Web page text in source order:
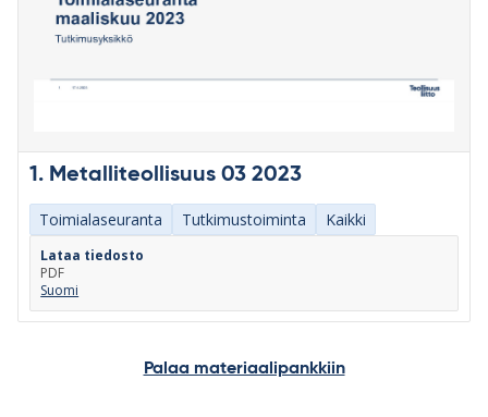
1. Metalliteollisuus 03 2023
Toimialaseuranta Tutkimustoiminta Kaikki
Lataa tiedosto
PDF
Suomi
Palaa materiaalipankkiin